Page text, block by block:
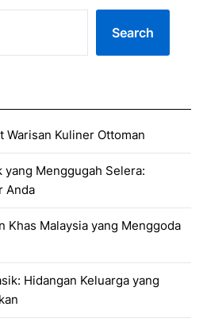
Search
Warisan Kuliner Ottoman
yang Menggugah Selera:
Anda
Khas Malaysia yang Menggoda
Hidangan Keluarga yang